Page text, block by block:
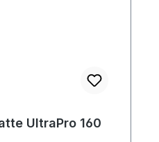
UltraPro 160